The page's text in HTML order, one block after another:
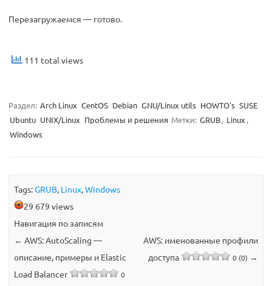
Перезагружаемся — готово.
111 total views
Раздел: Arch Linux CentOS Debian GNU/Linux utils HOWTO's SUSE
Ubuntu UNIX/Linux Проблемы и решения Метки: GRUB, Linux ,
Windows
Tags:GRUB, Linux,Windows
29 679 views
Навигация по записям
← AWS: AutoScaling —
описание, примеры и Elastic
Load Balancer
0
AWS: именованные профили
доступа
0 (0) →